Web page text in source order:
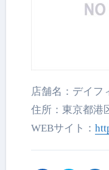
店舗名：デイフ
住所：東京都
WEBサイト：